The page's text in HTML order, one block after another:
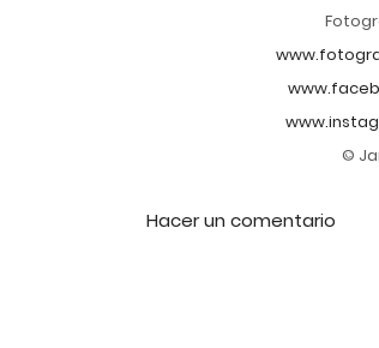
©
Hacer un comentario